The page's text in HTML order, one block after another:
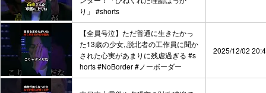
り」 #shorts
【全員号泣】ただ普通に生きたかっ
た13歳の少女,,脱北者の工作員に聞か
された心実があまりに残虐過ぎる #s
horts #NoBorder #ノーボーダー
2025/12/02